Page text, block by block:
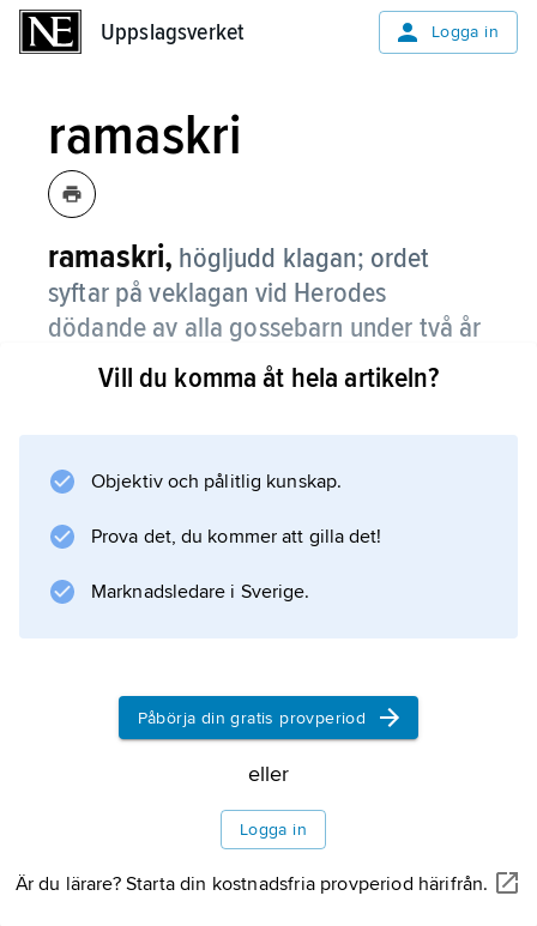
Uppslagsverket Logga in
ramaskri
ramaskri, högljudd klagan; ordet
syftar på veklagan vid Herodes
dödande av alla gossebarn under två år
i Betlehem efter Jesu födelse.
hörs i Rama, gråt och högljudd klagan”.
Information om artikeln
Vill du komma åt hela artikeln?
Objektiv och pålitlig kunskap.
Prova det, du kommer att gilla det!
Marknadsledare i Sverige.
Påbörja din gratis provperiod
eller
Logga in
Är du lärare? Starta din kostnadsfria provperiod härifrån.